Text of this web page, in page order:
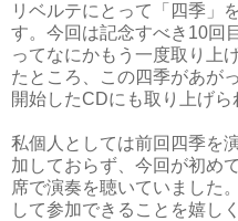
リベルテにとって「四季」
す。今回は記念すべき10回
ってなにかもう一度取り上
たところ、この四季があが
開始したCDにも取り上げら
私個人としては前回四季を
加しておらず、今回が初め
席で演奏を聴いていました
して参加できることを嬉し